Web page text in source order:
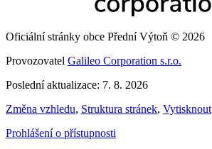
Oficiální stránky obce Přední Výtoň © 2026
Provozovatel Galileo Corporation s.r.o.
Poslední aktualizace: 7. 8. 2026
Změna vzhledu, Struktura stránek, Vytisknout
Prohlášení o přístupnosti